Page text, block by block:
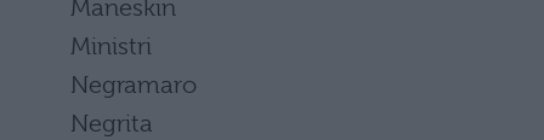
Maneskin
Ministri
Negramaro
Negrita